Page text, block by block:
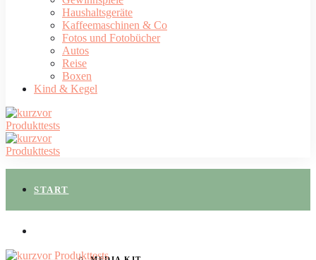
Haushaltsgeräte
Kaffeemaschinen & Co
Fotos und Fotobücher
Autos
Reise
Boxen
Kind & Kegel
START